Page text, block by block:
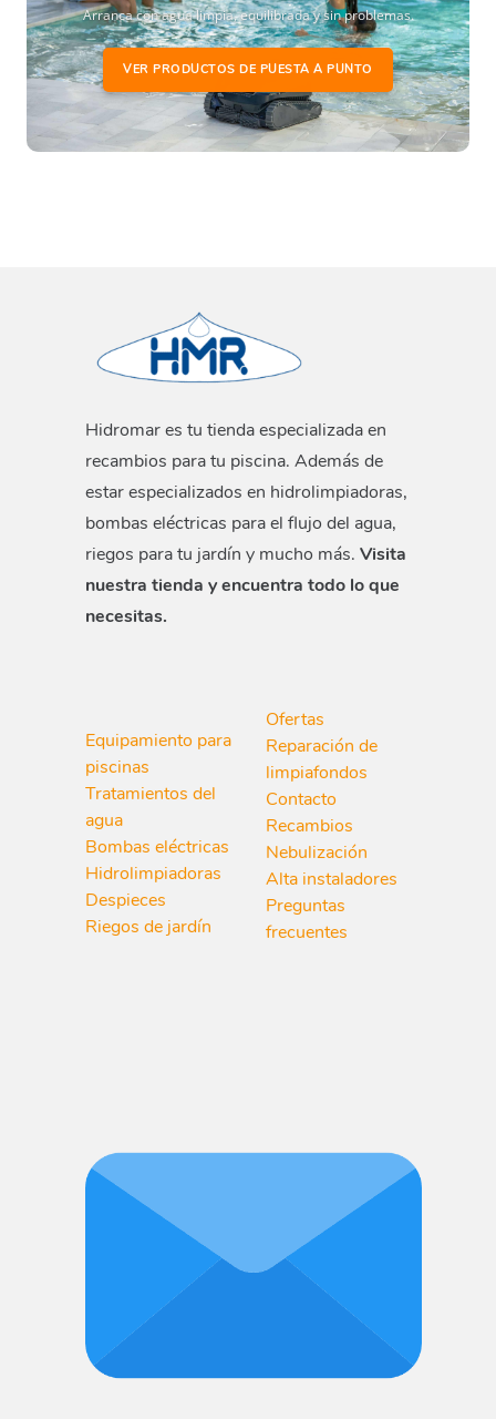
Arranca con agua limpia, equilibrada y sin problemas.
VER PRODUCTOS DE PUESTA A PUNTO
Hidromar es tu tienda especializada en
recambios para tu piscina. Además de
estar especializados en hidrolimpiadoras,
bombas eléctricas para el flujo del agua,
riegos para tu jardín y mucho más. Visita
nuestra tienda y encuentra todo lo que
necesitas.
Equipamiento para
piscinas
Tratamientos del
agua
Bombas eléctricas
Hidrolimpiadoras
Despieces
Riegos de jardín
Ofertas
Reparación de
limpiafondos
Contacto
Recambios
Nebulización
Alta instaladores
Preguntas
frecuentes